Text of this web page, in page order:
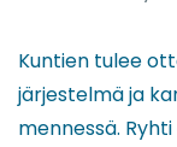
Kuntien tulee
järjestelmä ja
mennessä.